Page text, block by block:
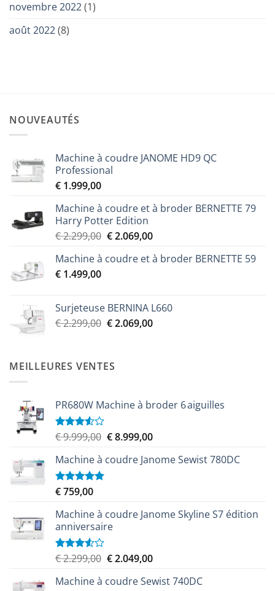
novembre 2022(1)
août 2022(8)
NOUVEAUTÉS
Machine à coudre JANOME HD9 QC
Professional
€ 1.999,00
Machine à coudre et à broder BERNETTE 79
Harry Potter Edition
€2.299,00 Le
initial
€2.069,00Le
actuel
Machine à coudre et à broder BERNETTE 59
€ 1.499,00
Surjeteuse BERNINA L660
€2.299,00 Le
était :
€ 2.299,00.
€2.069,00Le
MEILLEURES VENTES
PR680W Machine à broder 6 aiguilles
Note
5
€9.999,00 Le
initial
€8.999,00Le
actuel
Machine à coudre Janome Sewist 780DC
Note5.00
€759,00
Machine à coudre Janome Skyline S7 édition
anniversaire
Note
5
€2.299,00 Le
initial
€2.049,00Le
actuel
Machine à coudre Sewist 740DC